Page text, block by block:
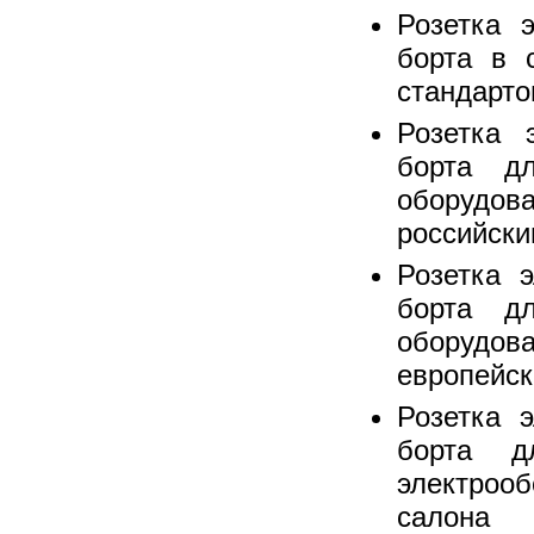
Розетка
борта в
Розетка
борта
Розетка
борта
Розетка
борта
салона